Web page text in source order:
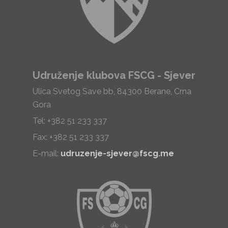
Udruženje klubova FSCG - Sjever
Ulica Svetog Save bb, 84300 Berane, Crna
Gora
Tel: +382 51 233 337
Fax: +382 51 233 337
E-mail: udruzenje-sjever@fscg.me